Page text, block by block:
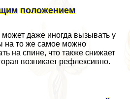
положением
даже иногда вызывать у
на то же самое можно
на спине, что также снижает
возникает рефлексивно.